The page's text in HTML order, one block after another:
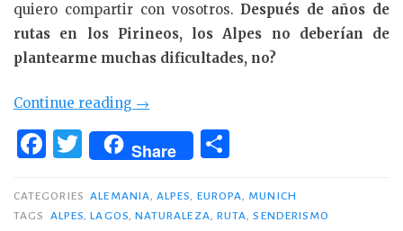
quiero compartir con vosotros. Después de años de
rutas en los Pirineos, los Alpes no deberían de
plantearme muchas dificultades, no?
Continue reading «Senderismo
los
desde
Múnich»
→
F
c
T
w
it
Share
m
CATEGORIES ALEMANIA ,ALPES EUROPA
MUNICH
TAGS
ALPES ,LAGOS NATURALEZA RUTA ,SENDERISMO